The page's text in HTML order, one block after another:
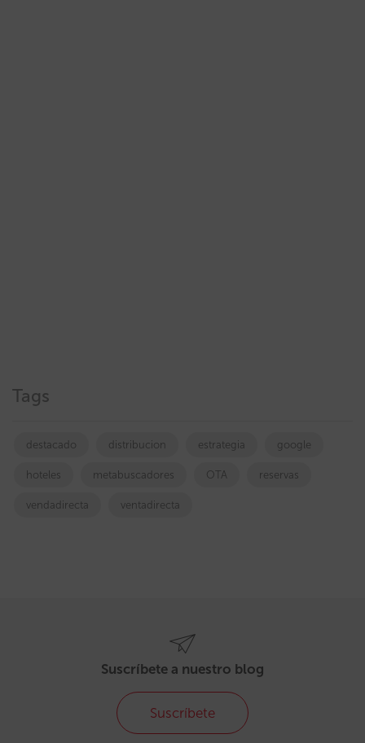
Tags
destacado distribucion estrategia google
hoteles metabuscadores OTA reservas
vendadirecta ventadirecta
Suscríbete a nuestro blog
Suscríbete